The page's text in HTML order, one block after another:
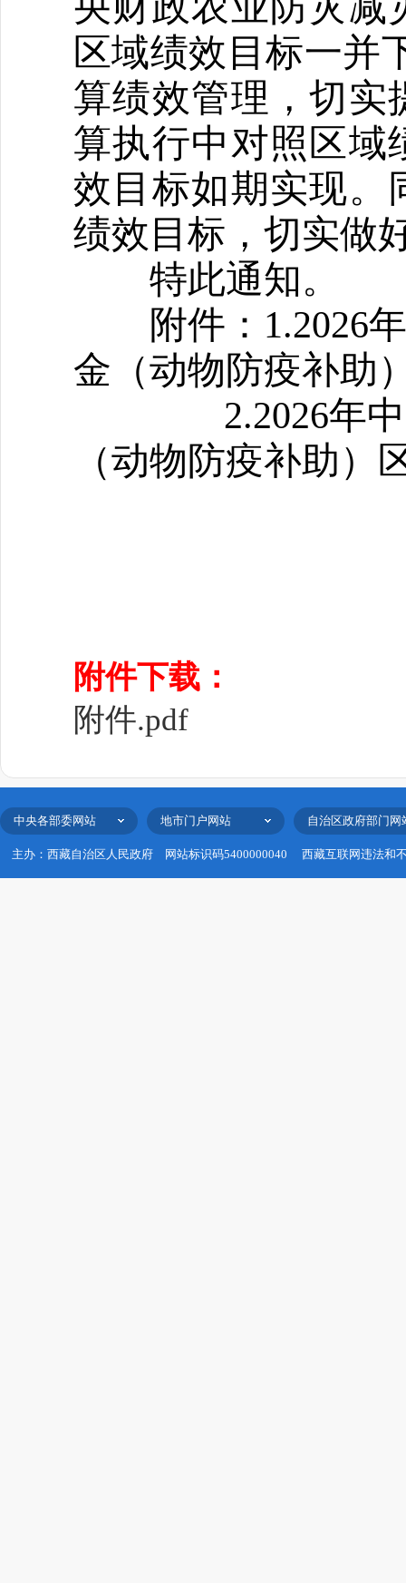
区域绩效目标一并
算绩效管理，切实
算执行中对照区域
效目标如期实现。
绩效目标，切实做
特此通知。
附件：1.2026年
金（动物防疫补助
2.2026年中央
（动物防疫补助）
附件下载：
附件.pdf
中央各部委网站 地市门户网站 自治区政府部门网
主办：西藏自治区人民政府 网站标识码5400000040 西藏互联网违法和